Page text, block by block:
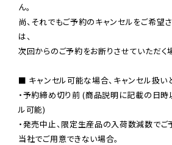
ん。
尚、それでもご予約のキャンセルをご希望
は、
次回からのご予約をお断りさせていただく
■ キャンセル可能な場合、キャンセル扱い
・予約締め切り前 (商品説明に記載の日
ル可能)
・発売中止、限定生産品の入荷数減数で
当社でご用意できない場合。